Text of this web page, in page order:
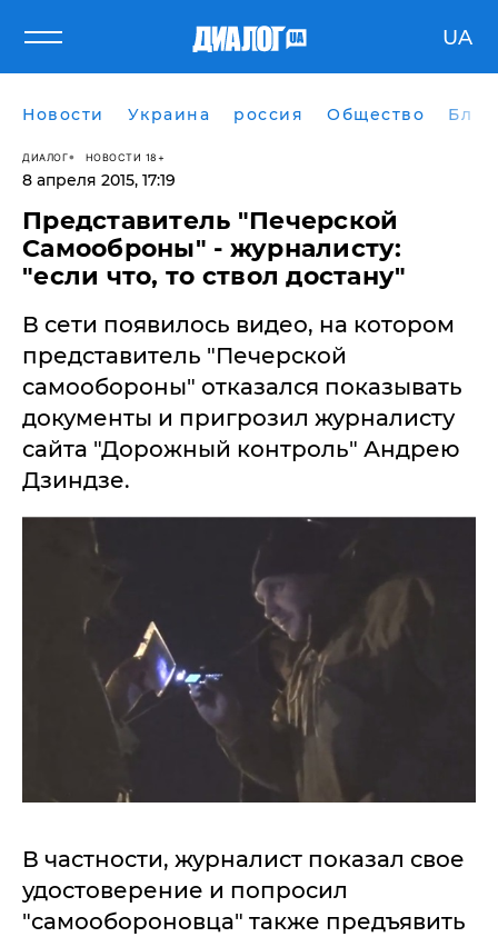
UA
Новости Украина россия Общество
ДИАЛОГ НОВОСТИ 18+
8 апреля 2015, 17:19
Представитель "Печерской
Самооброны" - журналисту:
"если что, то ствол достану"
В сети появилось видео, на котором
представитель "Печерской
самообороны" отказался показывать
документы и пригрозил журналисту
сайта "Дорожный контроль" Андрею
Дзиндзе.
В частности, журналист показал свое
удостоверение и попросил
"самообороновца" также предъявить